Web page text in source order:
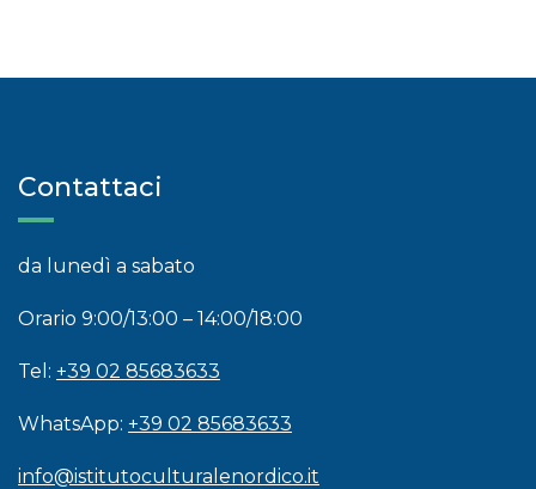
Contattaci
da lunedì a sabato
Orario 9:00/13:00 – 14:00/18:00
Tel: +39 02 85683633
WhatsApp: +39 02 85683633
info@istitutoculturalenordico.it